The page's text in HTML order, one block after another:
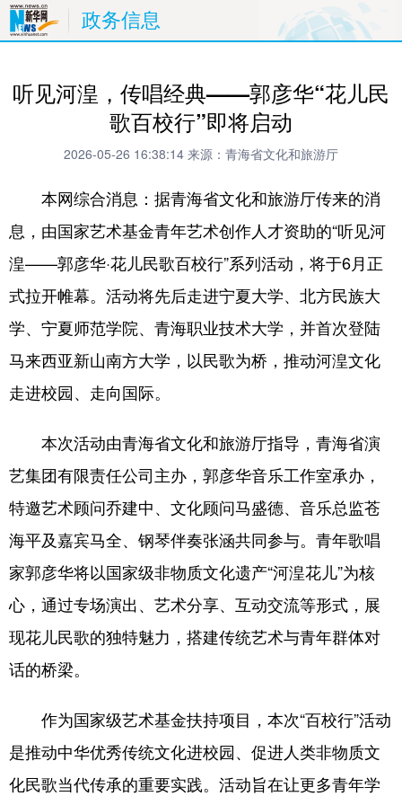
政务信息
听见河湟，传唱经典——郭彦华“花儿民
歌百校行”即将启动
2026-05-26 16:38:14 来源：青海省文化和旅游厅
本网综合消息：据青海省文化和旅游厅传来的消
息，由国家艺术基金青年艺术创作人才资助的“听见河
湟——郭彦华·花儿民歌百校行”系列活动，将于6月正
式拉开帷幕。活动将先后走进宁夏大学、北方民族大
学、宁夏师范学院、青海职业技术大学，并首次登陆
马来西亚新山南方大学，以民歌为桥，推动河湟文化
走进校园、走向国际。
本次活动由青海省文化和旅游厅指导，青海省演
艺集团有限责任公司主办，郭彦华音乐工作室承办，
特邀艺术顾问乔建中、文化顾问马盛德、音乐总监苍
海平及嘉宾马全、钢琴伴奏张涵共同参与。青年歌唱
家郭彦华将以国家级非物质文化遗产“河湟花儿”为核
心，通过专场演出、艺术分享、互动交流等形式，展
现花儿民歌的独特魅力，搭建传统艺术与青年群体对
话的桥梁。
作为国家级艺术基金扶持项目，本次“百校行”活动
是推动中华优秀传统文化进校园、促进人类非物质文
化民歌当代传承的重要实践。活动旨在让更多青年学